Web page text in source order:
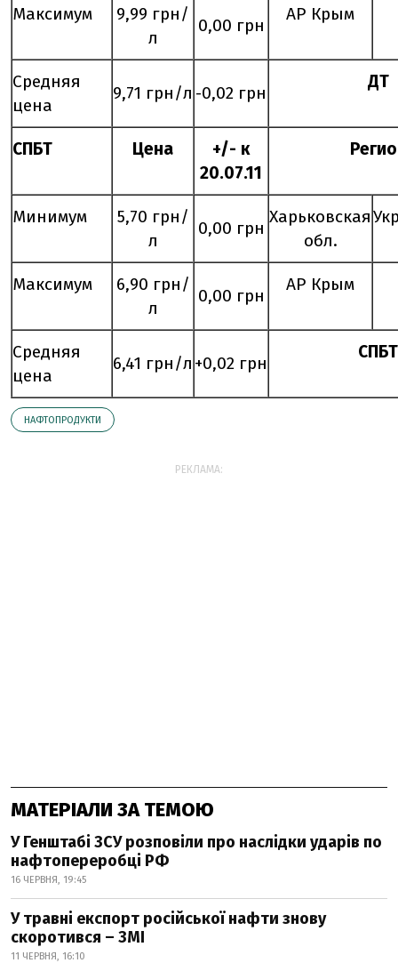
Максимум
9,99 грн/
л
0,00 грн
АР Крым
Средняя
цена
9,71 грн/л -0,02 грн
ДТ
СПБТ Цена
+/- к
20.07.11
Минимум
5,70 грн/
л
0,00 грн
Харьковская
обл.
Максимум
6,90 грн/
л
0,00 грн
АР Крым
Средняя
цена
6,41 грн/л +0,02 грн
СПБТ
НАФТОПРОДУКТИ
РЕКЛАМА:
МАТЕРІАЛИ ЗА ТЕМОЮ
У Генштабі ЗСУ розповіли про наслідки ударів по
нафтопереробці РФ
16 ЧЕРВНЯ, 19:45
У травні експорт російської нафти знову
скоротився – ЗМІ
11 ЧЕРВНЯ, 16:10